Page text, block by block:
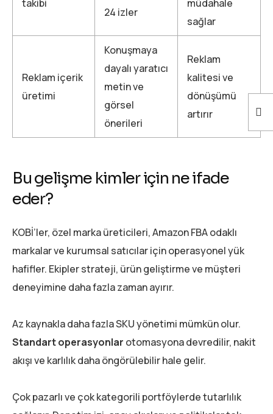
takibi
24 izler
müdahale
sağlar
Reklam içerik
üretimi
Konuşmaya
dayalı yaratıcı
metin ve
görsel
önerileri
Reklam
kalitesi ve
dönüşümü
artırır
Bu gelişme kimler için ne ifade
eder?
KOBİ’ler, özel marka üreticileri, Amazon FBA odaklı
markalar ve kurumsal satıcılar için operasyonel yük
hafifler. Ekipler strateji, ürün geliştirme ve müşteri
deneyimine daha fazla zaman ayırır.
Az kaynakla daha fazla SKU yönetimi mümkün olur.
Standart operasyonlar otomasyona devredilir, nakit
akışı ve karlılık daha öngörülebilir hale gelir.
Çok pazarlı ve çok kategorili portföylerde tutarlılık